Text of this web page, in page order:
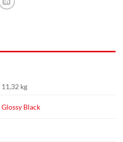
11,32 kg
Glossy Black